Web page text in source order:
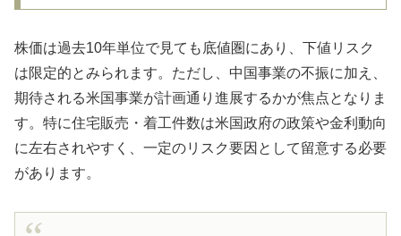
株価は過去10年単位で見ても底値圏にあり、下値リスク
は限定的とみられます。ただし、中国事業の不振に加え、
期待される米国事業が計画通り進展するかが焦点となりま
す。特に住宅販売・着工件数は米国政府の政策や金利動向
に左右されやすく、一定のリスク要因として留意する必要
があります。